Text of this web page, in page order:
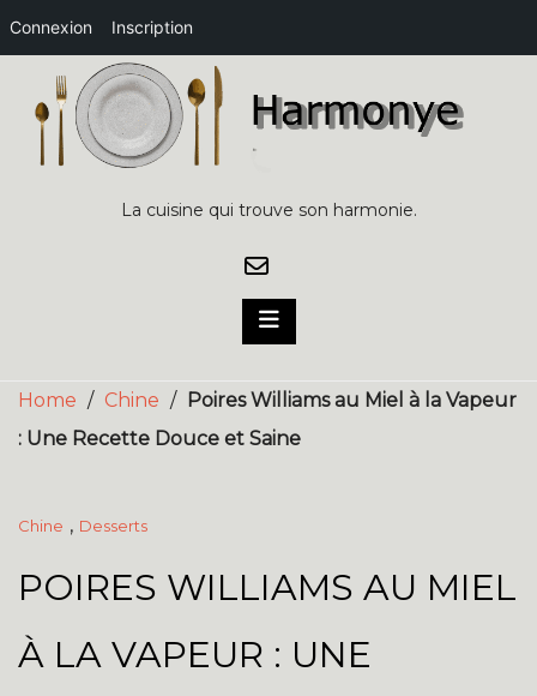
Connexion Inscription
content
La cuisine qui trouve son harmonie.
Home / Chine /
Poires Williams au Miel à la Vapeur
: Une Recette Douce et Saine
Chine , Desserts
POIRES WILLIAMS AU MIEL
À LA VAPEUR : UNE